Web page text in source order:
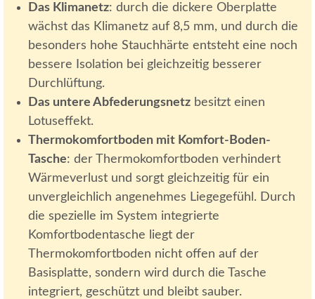
Das Klimanetz: durch die dickere Oberplatte
wächst das Klimanetz auf 8,5 mm, und durch die
besonders hohe Stauchhärte entsteht eine noch
bessere Isolation bei gleichzeitig besserer
Durchlüftung.
Das untere Abfederungsnetz besitzt einen
Lotuseffekt.
Thermokomfortboden mit Komfort-Boden-
Tasche: der Thermokomfortboden verhindert
Wärmeverlust und sorgt gleichzeitig für ein
unvergleichlich angenehmes Liegegefühl. Durch
die spezielle im System integrierte
Komfortbodentasche liegt der
Thermokomfortboden nicht offen auf der
Basisplatte, sondern wird durch die Tasche
integriert, geschützt und bleibt sauber.